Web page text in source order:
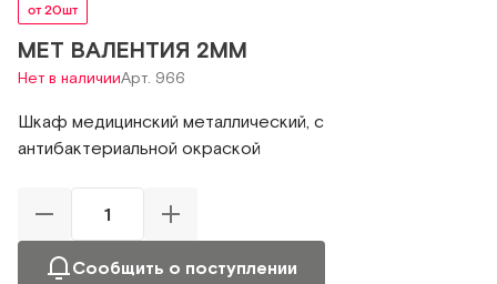
от 20шт
МЕТ ВАЛЕНТИЯ 2ММ
Нет в наличииАрт. 966
Шкаф медицинский металлический, с
антибактериальной окраской
Сообщить о поступлении